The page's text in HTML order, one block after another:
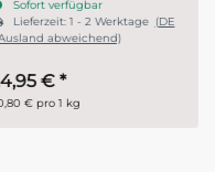
Sofort verfügbar
Lieferzeit:1 - 2 Werktage
- Ausland abweichend)
28,95 €
19,30 € pro 1 kg